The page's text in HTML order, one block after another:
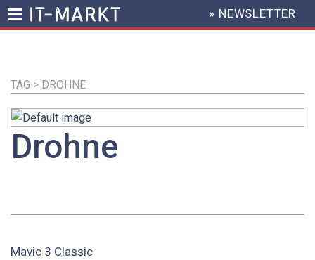
Inhalt
HEADER
MENU
» NEWSLETTER
TAG > DROHNE
Drohne
Mavic 3 Classic